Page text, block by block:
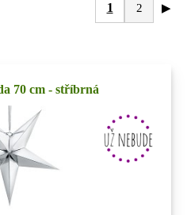
1 2 ▶
70 cm - stříbrná